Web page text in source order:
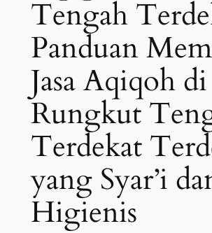
Tengah
Panduan
Jasa Aqiqoh di
Rungkut
Terdekat
yang Syar’i
Higienis